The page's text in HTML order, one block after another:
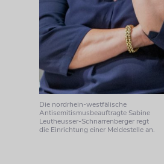
Die nordrhein-westfälische
Antisemitismusbeauftragte Sabine
Leutheusser-Schnarrenberger regt
die Einrichtung einer Meldestelle an.